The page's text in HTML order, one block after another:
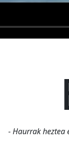
- Haurrak heztea